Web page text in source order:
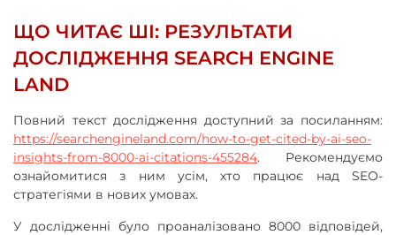
ЩО ЧИТАЄ ШІ: РЕЗУЛЬТАТИ
ДОСЛІДЖЕННЯ SEARCH ENGINE
LAND
Повний текст дослідження доступний за посиланням:
https://searchengineland.com/how-to-get-cited-by-ai-seo-
insights-from-8000-ai-citations-455284. Рекомендуємо
ознайомитися з ним усім, хто працює над SEO-
стратегіями в нових умовах.
У дослідженні було проаналізовано 8000 відповідей,